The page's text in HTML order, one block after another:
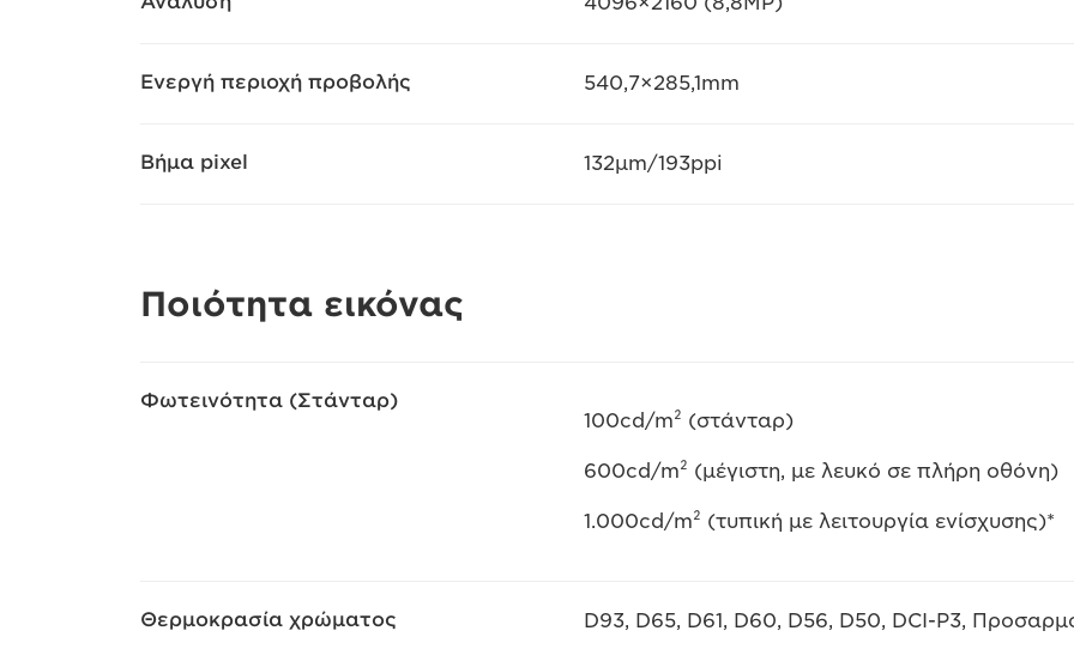
Ενεργή περιοχή προβολής 540,7×285,1mm
Βήμα pixel 132μm/193ppi
Ποιότητα εικόνας
Φωτεινότητα (Στάνταρ)
100cd/m² (στάνταρ)
600cd/m² (μέγιστη, με λευκό σε πλήρη οθόνη)
1.000cd/m² (τυπική με λειτουργία ενίσχυσης)*
Θερμοκρασία χρώματος D93, D65, D61, D60, D56, D50, DCI-P3,